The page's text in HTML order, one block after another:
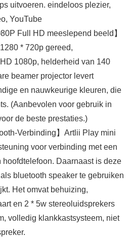
uitvoeren. eindeloos plezier,
YouTube
Full HD meeslepend beeld】
* 720p gereed,
1080p, helderheid van 140
beamer projector levert
en nauwkeurige kleuren, die
(Aanbevolen voor gebruik in
de beste prestaties.)
Verbinding】Artlii Play mini
voor verbinding met een
Daarnaast is deze
bluetooth speaker te gebruiken
Het omvat behuizing,
en 2 * 5w stereoluidsprekers
volledig klankkastsysteem, niet